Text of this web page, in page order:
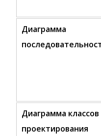
Диаграмма
Диаграмма классов
проектирования